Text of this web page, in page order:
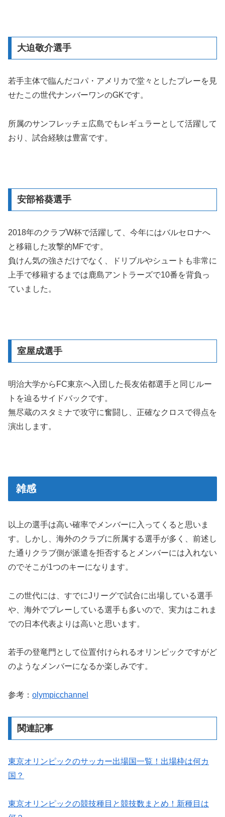
大迫敬介選手
若手主体で臨んだコパ・アメリカで堂々としたプレーを見
せたこの世代ナンバーワンのGKです。
所属のサンフレッチェ広島でもレギュラーとして活躍して
おり、試合経験は豊富です。
安部裕葵選手
2018年のクラブW杯で活躍して、今年にはバルセロナへ
と移籍した攻撃的MFです。
負けん気の強さだけでなく、ドリブルやシュートも非常に
上手で移籍するまでは鹿島アントラーズで10番を背負っ
ていました。
室屋成選手
明治大学からFC東京へ入団した長友佑都選手と同じルー
トを辿るサイドバックです。
無尽蔵のスタミナで攻守に奮闘し、正確なクロスで得点を
演出します。
雑感
以上の選手は高い確率でメンバーに入ってくると思いま
す。しかし、海外のクラブに所属する選手が多く、前述し
た通りクラブ側が派遣を拒否するとメンバーには入れない
のでそこが1つのキーになります。
この世代には、すでにJリーグで試合に出場している選手
や、海外でプレーしている選手も多いので、実力はこれま
での日本代表よりは高いと思います。
若手の登竜門として位置付けられるオリンピックですがど
のようなメンバーになるか楽しみです。
参考： olympicchannel
関連記事
東京オリンピックのサッカー出場国一覧！出場枠は何カ
国？
東京オリンピックの競技種目と競技数まとめ！新種目は